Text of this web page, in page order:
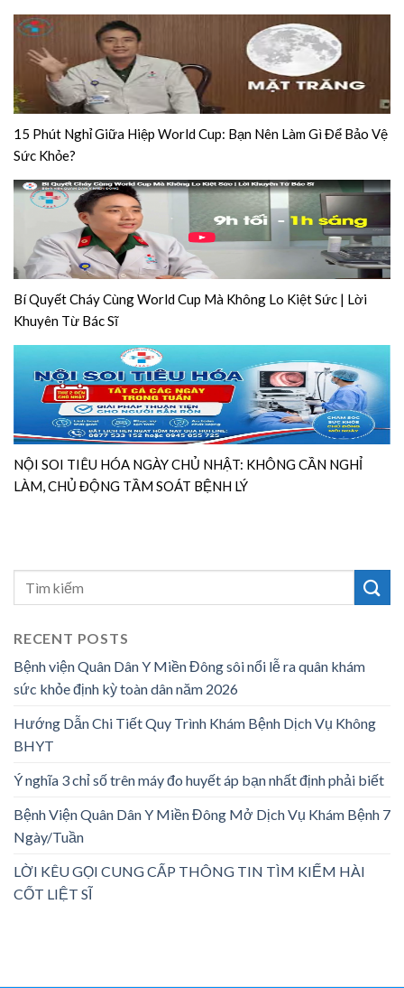
15 Phút Nghỉ Giữa Hiệp World Cup: Bạn Nên Làm Gì Để Bảo Vệ
Sức Khỏe?
Bí Quyết Cháy Cùng World Cup Mà Không Lo Kiệt Sức | Lời
Khuyên Từ Bác Sĩ
NỘI SOI TIÊU HÓA NGÀY CHỦ NHẬT: KHÔNG CẦN NGHỈ
LÀM, CHỦ ĐỘNG TẦM SOÁT BỆNH LÝ
RECENT POSTS
Bệnh viện Quân Dân Y Miền Đông sôi nổi lễ ra quân khám
sức khỏe định kỳ toàn dân năm 2026
Hướng Dẫn Chi Tiết Quy Trình Khám Bệnh Dịch Vụ Không
BHYT
Ý nghĩa 3 chỉ số trên máy đo huyết áp bạn nhất định phải biết
Bệnh Viện Quân Dân Y Miền Đông Mở Dịch Vụ Khám Bệnh 7
Ngày/Tuần
LỜI KÊU GỌI CUNG CẤP THÔNG TIN TÌM KIẾM HÀI
CỐT LIỆT SĨ